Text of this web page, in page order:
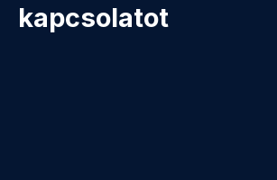
kapcsolatot